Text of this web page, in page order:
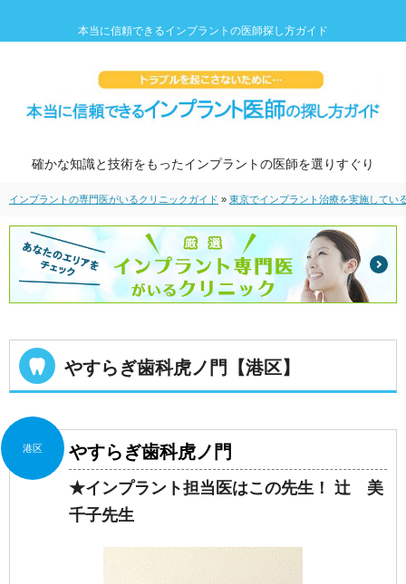
本当に信頼できるインプラントの医師探し方ガイド
確かな知識と技術をもったインプラントの医師を選りすぐり
インプラントの専門医がいるクリニックガイド » 東京でインプラント治療を実施してい
やすらぎ歯科虎ノ門【港区】
港区 やすらぎ歯科虎ノ門
★インプラント担当医はこの先生！ 辻 美
千子先生